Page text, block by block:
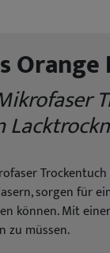
sorgen für
können. Mit
zu müssen.